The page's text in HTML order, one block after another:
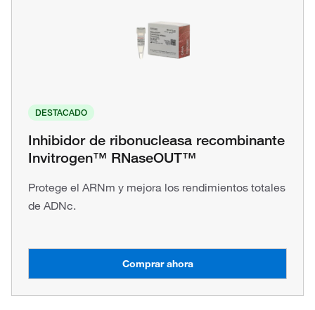
DESTACADO
Inhibidor de ribonucleasa recombinante
Invitrogen™ RNaseOUT™
Protege el ARNm y mejora los rendimientos totales
de ADNc.
Comprar ahora